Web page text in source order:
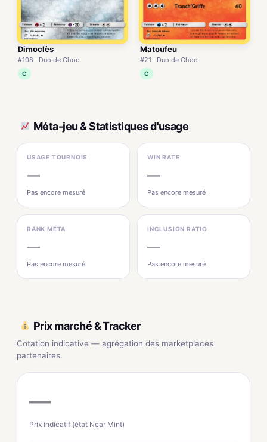
Dimoclès
#108 · Duo de Choc
C
Matoufeu
#21 · Duo de Choc
C
Méta-jeu & Statistiques d'usage
USAGE TOURNOIS
—
Pas encore mesuré
WIN RATE
—
Pas encore mesuré
RANK MÉTA
—
Pas encore mesuré
INCLUSION RATIO
—
Pas encore mesuré
Prix marché & Tracker
Cotation indicative — agrégation des marketplaces
partenaires.
—
Prix indicatif (état Near Mint)